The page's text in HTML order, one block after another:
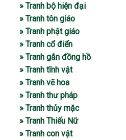
» Tranh bộ hiện đại
» Tranh tôn giáo
» Tranh phật giáo
» Tranh cổ điển
» Tranh gắn đồng hồ
» Tranh tĩnh vật
» Tranh vẽ hoa
» Tranh thư pháp
» Tranh thủy mặc
» Tranh Thiếu Nữ
» Tranh con vật